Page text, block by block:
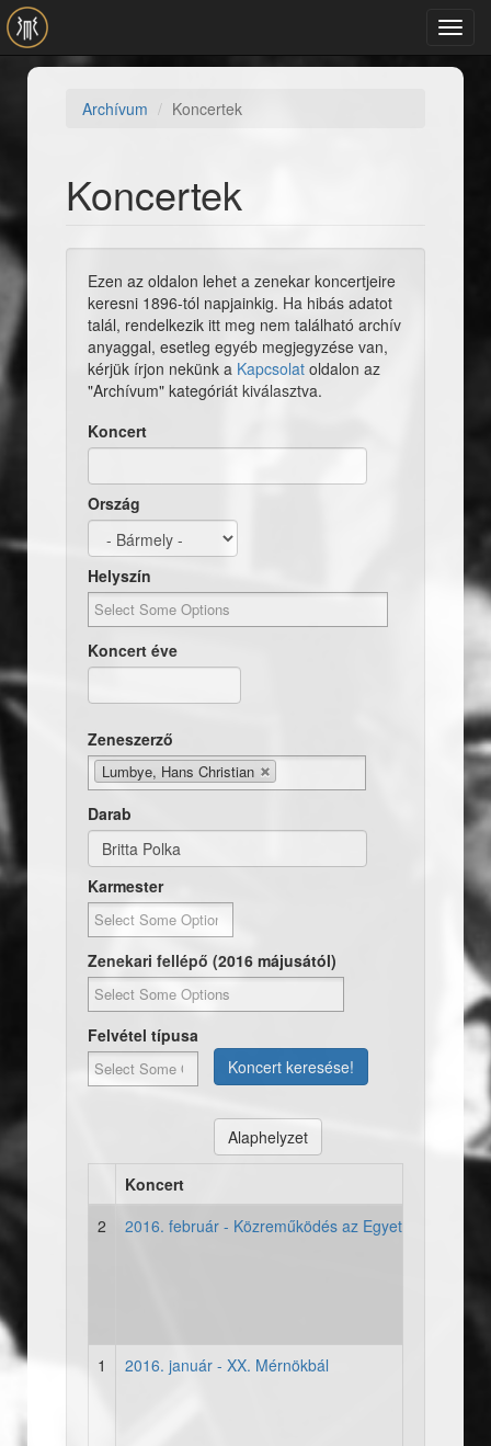
Ugrás a tartalomra
Archívum Koncertek
Koncertek
Ezen az oldalon lehet a zenekar koncertjeire
keresni 1896-tól napjainkig. Ha hibás adatot
talál, rendelkezik itt meg nem található archív
anyaggal, esetleg egyéb megjegyzése van,
kérjük írjon nekünk a Kapcsolat oldalon az
"Archívum" kategóriát kiválasztva.
Koncert
Ország
Helyszín
Koncert éve
Zeneszerző
Lumbye, Hans Christian
Darab
Karmester
Zenekari fellépő (2016 májusától)
Felvétel típusa
Koncert keresése!
Alaphelyzet
Koncert
2
2016. február - Közreműködés az Egyetemi
1 2016. január - XX. Mérnökbál